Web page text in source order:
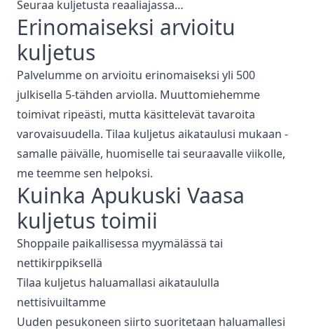
Seuraa kuljetusta reaaliajassa…
Erinomaiseksi arvioitu
kuljetus
Palvelumme on arvioitu erinomaiseksi yli 500
julkisella 5-tähden arviolla. Muuttomiehemme
toimivat ripeästi, mutta käsittelevät tavaroita
varovaisuudella. Tilaa kuljetus aikataulusi mukaan -
samalle päivälle, huomiselle tai seuraavalle viikolle,
me teemme sen helpoksi.
Kuinka Apukuski Vaasa
kuljetus toimii
Shoppaile paikallisessa myymälässä tai
nettikirppiksellä
Tilaa kuljetus haluamallasi aikataululla
nettisivuiltamme
Uuden pesukoneen siirto suoritetaan haluamallesi